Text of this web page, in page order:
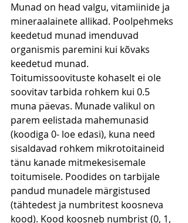
Munad on head valgu, vitamiinide ja
mineraalainete allikad. Poolpehmeks
keedetud munad imenduvad
organismis paremini kui kõvaks
keedetud munad.
Toitumissoovituste kohaselt ei ole
soovitav tarbida rohkem kui 0.5
muna päevas. Munade valikul on
parem eelistada mahemunasid
(koodiga 0- loe edasi), kuna need
sisaldavad rohkem mikrotoitaineid
tänu kanade mitmekesisemale
toitumisele. Poodides on tarbijale
pandud munadele märgistused
(tähtedest ja numbritest koosneva
kood). Kood koosneb numbrist (0, 1,